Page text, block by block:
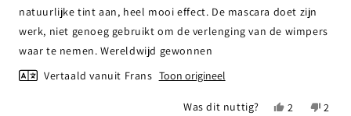
5
sterren
natuurlijke tint aan, heel mooi effect. De mascara doet zijn
werk, niet genoeg gebruikt om de verlenging van de wimpers
waar te nemen. Wereldwijd gewonnen
Vertaald vanuit Frans Toon origineel
Was dit nuttig?
Ja,
2
Nee,
2